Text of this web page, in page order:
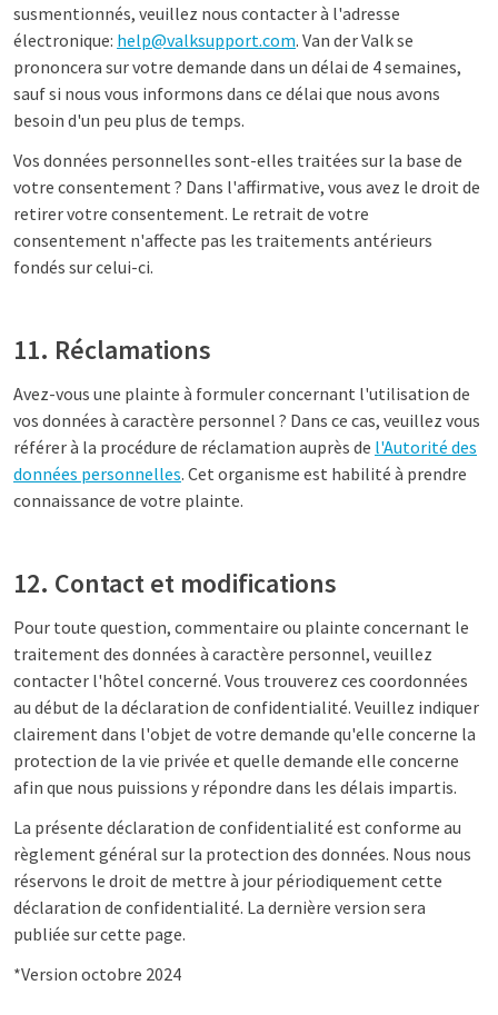
susmentionnés, veuillez nous contacter à l'adresse
électronique: help@valksupport.com. Van der Valk se
prononcera sur votre demande dans un délai de 4 semaines,
sauf si nous vous informons dans ce délai que nous avons
besoin d'un peu plus de temps.
Vos données personnelles sont-elles traitées sur la base de
votre consentement ? Dans l'affirmative, vous avez le droit de
retirer votre consentement. Le retrait de votre
consentement n'affecte pas les traitements antérieurs
fondés sur celui-ci.
11. Réclamations
Avez-vous une plainte à formuler concernant l'utilisation de
vos données à caractère personnel ? Dans ce cas, veuillez vous
référer à la procédure de réclamation auprès de l'Autorité des
données personnelles. Cet organisme est habilité à prendre
connaissance de votre plainte.
12. Contact et modifications
Pour toute question, commentaire ou plainte concernant le
traitement des données à caractère personnel, veuillez
contacter l'hôtel concerné. Vous trouverez ces coordonnées
au début de la déclaration de confidentialité. Veuillez indiquer
clairement dans l'objet de votre demande qu'elle concerne la
protection de la vie privée et quelle demande elle concerne
afin que nous puissions y répondre dans les délais impartis.
La présente déclaration de confidentialité est conforme au
règlement général sur la protection des données. Nous nous
réservons le droit de mettre à jour périodiquement cette
déclaration de confidentialité. La dernière version sera
publiée sur cette page.
*Version octobre 2024